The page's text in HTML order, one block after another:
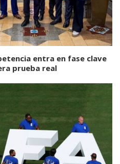
entra en fase clave
prueba real